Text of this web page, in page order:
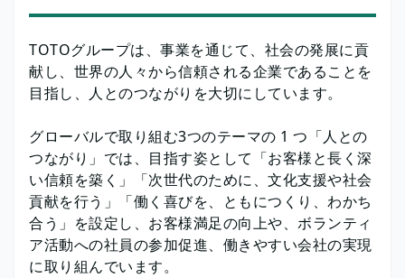
TOTOグループは、事業を通じて、社会の発展に貢
献し、世界の人々から信頼される企業であることを
目指し、人とのつながりを大切にしています。
グローバルで取り組む3つのテーマの 1 つ「人との
つながり」では、目指す姿として「お客様と長く深
い信頼を築く」「次世代のために、文化支援や社会
貢献を行う」「働く喜びを、ともにつくり、わかち
合う」を設定し、お客様満足の向上や、ボランティ
ア活動への社員の参加促進、働きやすい会社の実現
に取り組んでいます。